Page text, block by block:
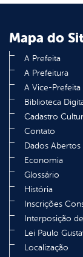
Mapa do
A Prefeita
A Prefeitura
A Vice-Prefeita
Biblioteca
Cadastro
Contato
Dados Abertos
Economia
Glossário
História
Inscrições
Interposição
Lei Paulo
Localização